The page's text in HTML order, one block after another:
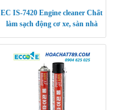
EC IS-7420 Engine cleaner Chất
làm sạch động cơ xe, sàn nhà